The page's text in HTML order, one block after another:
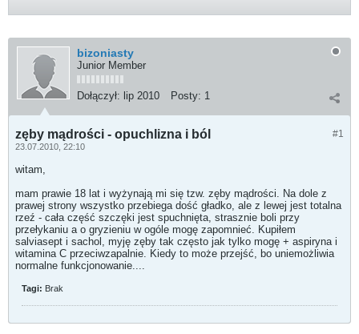
bizoniasty
Junior Member
Dołączył: lip 2010 Posty: 1
#1
zęby mądrości - opuchlizna i ból
23.07.2010, 22:10
witam,
mam prawie 18 lat i wyżynają mi się tzw. zęby mądrości. Na dole z
prawej strony wszystko przebiega dość gładko, ale z lewej jest totalna
rzeź - cała część szczęki jest spuchnięta, strasznie boli przy
przełykaniu a o gryzieniu w ogóle mogę zapomnieć. Kupiłem
salviasept i sachol, myję zęby tak często jak tylko mogę + aspiryna i
witamina C przeciwzapalnie. Kiedy to może przejść, bo uniemożliwia
normalne funkcjonowanie....
Tagi: Brak